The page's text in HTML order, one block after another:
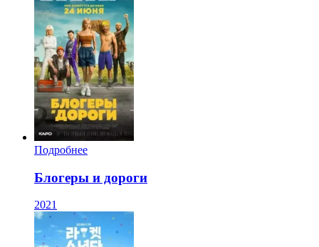
Подробнее
Блогеры и дороги
2021